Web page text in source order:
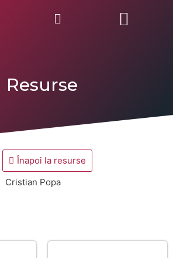
Resurse
Înapoi la resurse
Cristian Popa